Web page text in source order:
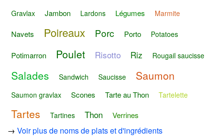
Gravlax Jambon Lardons Légumes Marmite
Navets Poireaux Porc Porto Potatoes
Potimarron Poulet Risotto Riz Rougail saucisse
Salades Sandwich Saucisse Saumon
Saumon gravlax Scones Tarte au Thon Tartelette
Tartes Tartines Thon Verrines
→ Voir plus de noms de plats et d'ingrédients